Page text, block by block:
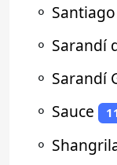
⚬
⚬ Sarandí
⚬ Sarandí
⚬ Sauce
⚬